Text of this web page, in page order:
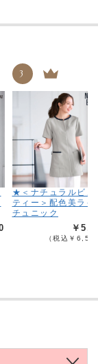
3
★＜ナチュラルビュ
ティー＞配色美ライ
チュニック
￥
（税込￥